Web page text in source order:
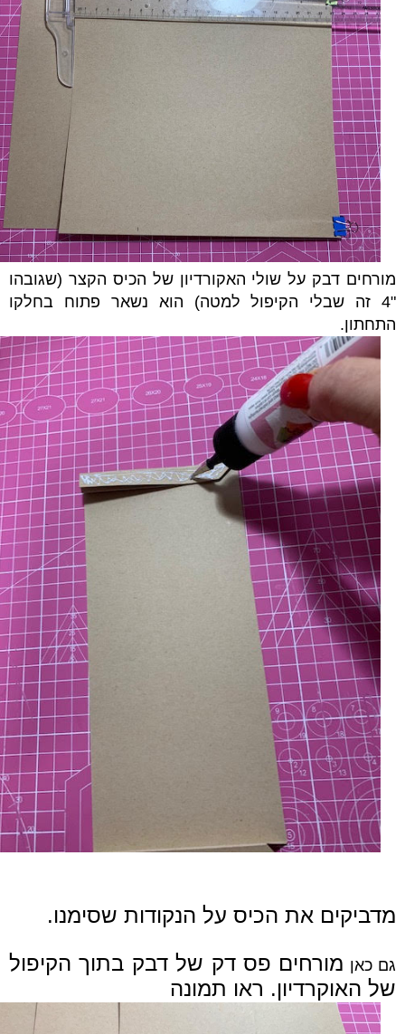
מורחים דבק על שולי האקורדיון של הכיס הקצר (שגובהו
"4 זה שבלי הקיפול למטה) הוא נשאר פתוח בחלקו
התחתון.
מדביקים את הכיס על הנקודות שסימנו.
גם כאן מורחים פס דק של דבק בתוך הקיפול
של האוקרדיון. ראו תמונה